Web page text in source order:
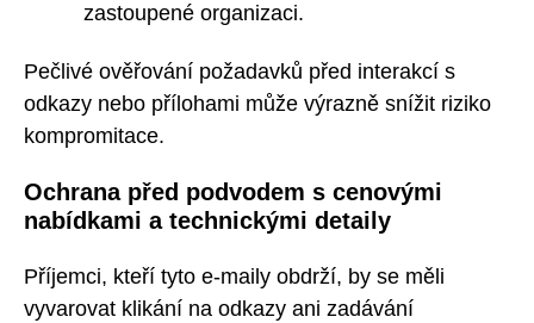
zastoupené organizaci.
Pečlivé ověřování požadavků před interakcí s
odkazy nebo přílohami může výrazně snížit riziko
kompromitace.
Ochrana před podvodem s cenovými
nabídkami a technickými detaily
Příjemci, kteří tyto e-maily obdrží, by se měli
vyvarovat klikání na odkazy ani zadávání